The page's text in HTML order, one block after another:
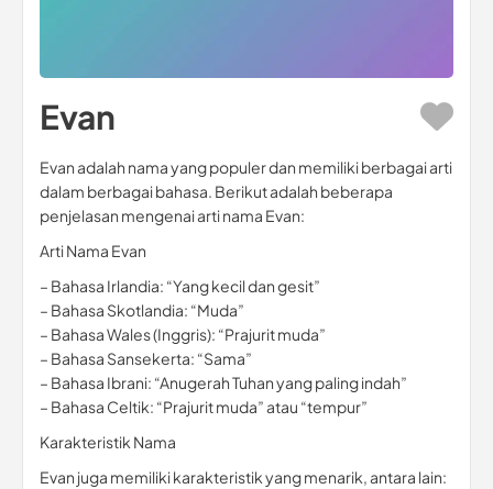
Evan
Evan adalah nama yang populer dan memiliki berbagai arti
dalam berbagai bahasa. Berikut adalah beberapa
penjelasan mengenai arti nama Evan:
Arti Nama Evan
– Bahasa Irlandia: “Yang kecil dan gesit”
– Bahasa Skotlandia: “Muda”
– Bahasa Wales (Inggris): “Prajurit muda”
– Bahasa Sansekerta: “Sama”
– Bahasa Ibrani: “Anugerah Tuhan yang paling indah”
– Bahasa Celtik: “Prajurit muda” atau “tempur”
Karakteristik Nama
Evan juga memiliki karakteristik yang menarik, antara lain: